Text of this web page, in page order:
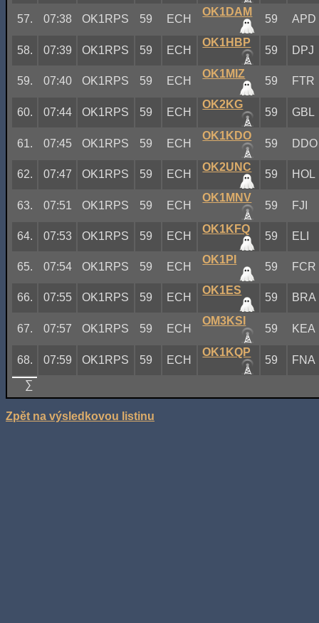
57. 07:38 OK1RPS 59 ECH
OK1DAM
59 APD
58. 07:39 OK1RPS 59 ECH
OK1HBP
59 DPJ
59. 07:40 OK1RPS 59 ECH
OK1MIZ
59 FTR
60. 07:44 OK1RPS 59 ECH
OK2KG
59 GBL
61. 07:45 OK1RPS 59 ECH
OK1KDO
59 DDO
62. 07:47 OK1RPS 59 ECH
OK2UNC
59 HOL
63. 07:51 OK1RPS 59 ECH
OK1MNV
59 FJI
64. 07:53 OK1RPS 59 ECH
OK1KFQ
59 ELI
65. 07:54 OK1RPS 59 ECH
OK1PI
59 FCR
66. 07:55 OK1RPS 59 ECH
OK1ES
59 BRA
67. 07:57 OK1RPS 59 ECH
OM3KSI
59 KEA
68. 07:59 OK1RPS 59 ECH
OK1KQP
59 FNA
∑
Zpět na výsledkovou listinu